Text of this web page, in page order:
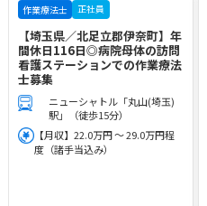
作業療法士 正社員
【埼玉県／北足立郡伊奈町】年
間休日116日◎病院母体の訪問
看護ステーションでの作業療法
士募集
ニューシャトル「丸山(埼玉)
駅」（徒歩15分）
【月収】22.0万円 ～ 29.0万円程
度（諸手当込み）